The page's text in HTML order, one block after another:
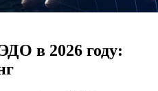
в 2026 году: